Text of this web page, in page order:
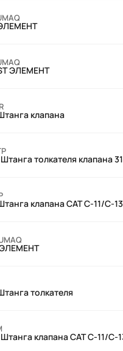
ЭЛЕМЕНТ
клапана
толкателя клапана
клапана CAT C-11/C-13
толкателя
клапана CAT C-11/C-